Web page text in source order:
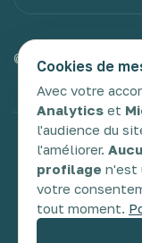
© 2025 Novadev.
TDAH TSA
Cookies de
Avec votre
Analytics et
l'audience du
l'améliorer.
profilage n'est
votre
tout moment.